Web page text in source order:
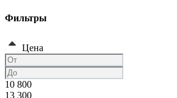
Фильтры
Цена
10 800
13 300